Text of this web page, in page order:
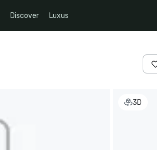
Discover Luxus
3D